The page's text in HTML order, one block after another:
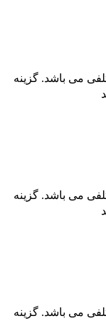
می باشد. گزینه
می باشد. گزینه
می باشد. گزینه